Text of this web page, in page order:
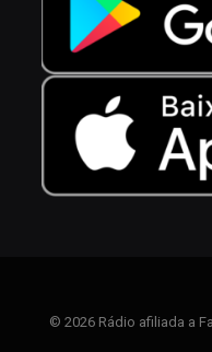
© 2026 Rádio afiliada a